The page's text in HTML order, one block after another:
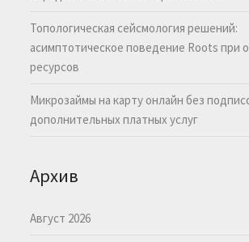
Топологическая сейсмология решений:
асимптотическое поведение Roots при
ресурсов
Микрозаймы на карту онлайн без
дополнительных платных услуг
Архив
Август 2026